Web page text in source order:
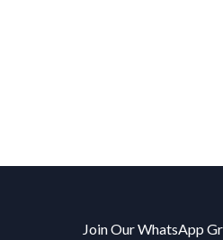
Join Our WhatsApp